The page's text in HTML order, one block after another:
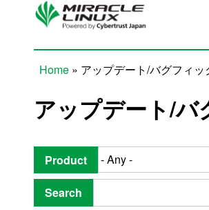
Skip to main content
Home » アップデート/バグフィ
アップデート/
Product
Search